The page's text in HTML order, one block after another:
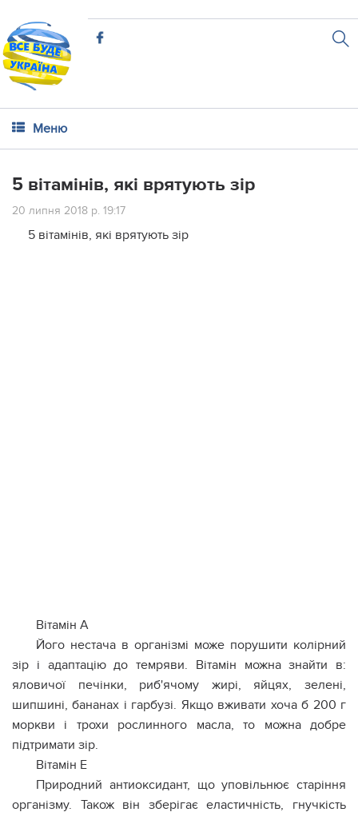
Меню
5 вітамінів, які врятують зір
20 липня 2018 р. 19:17
5 вітамінів, які врятують зір
Вітамін А
Його нестача в організмі може порушити колірний
зір і адаптацію до темряви. Вітамін можна знайти в:
яловичої печінки, риб'ячому жирі, яйцях, зелені,
шипшині, бананах і гарбузі. Якщо вживати хоча б 200 г
моркви і трохи рослинного масла, то можна добре
підтримати зір.
Вітамін E
Природний антиоксидант, що уповільнює старіння
організму. Також він зберігає еластичність, гнучкість